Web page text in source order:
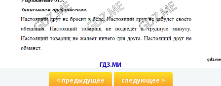
< предыдущее следующее >